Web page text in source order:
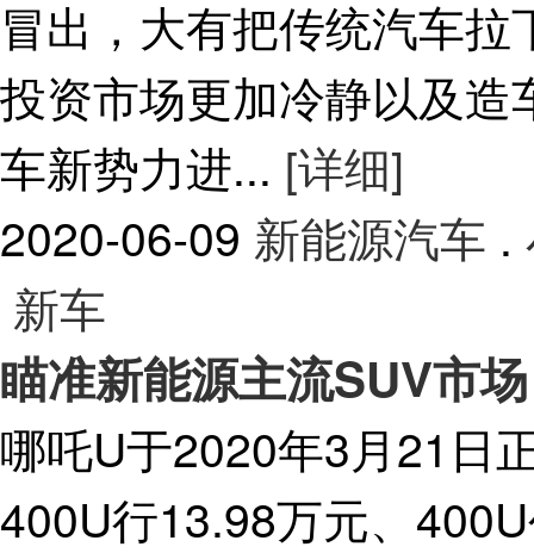
冒出，大有把传统汽车
投资市场更加冷静以及
车新势力进... [详细]
2020-06-09 新能源汽车 .
新车
瞄准新能源主流SUV市
哪吒U于2020年3月21日
400U行13.98万元、